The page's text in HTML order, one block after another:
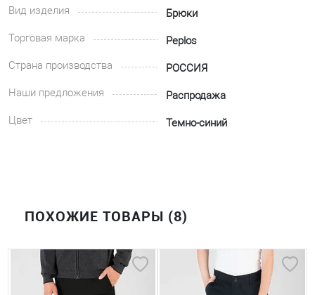
Вид изделия
Брюки
Торговая марка
Peplos
Страна производства
РОССИЯ
Наши предложения
Распродажа
Цвет
Темно-синий
ПОХОЖИЕ ТОВАРЫ (8)